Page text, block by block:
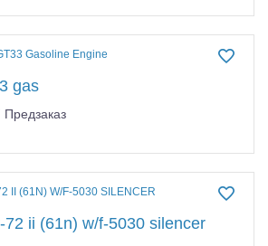
gas
Предзаказ
72 ii (61n) w/f-5030 silencer